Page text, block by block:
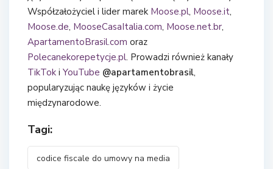
Współzałożyciel i lider marek Moose.pl, Moose.it,
Moose.de, MooseCasaItalia.com, Moose.net.br,
ApartamentoBrasil.com oraz
Polecanekorepetycje.pl. Prowadzi również kanały
TikTok i YouTube @apartamentobrasil,
popularyzując naukę języków i życie
międzynarodowe.
Tagi:
codice fiscale do umowy na media